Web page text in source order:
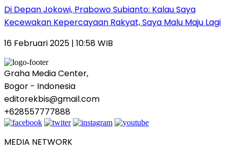
Di Depan Jokowi, Prabowo Subianto: Kalau Saya
Kecewakan Kepercayaan Rakyat, Saya Malu Maju Lagi
16 Februari 2025 | 10:58 WIB
Graha Media Center,
Bogor - Indonesia
editorekbis@gmail.com
+628557777888
MEDIA NETWORK